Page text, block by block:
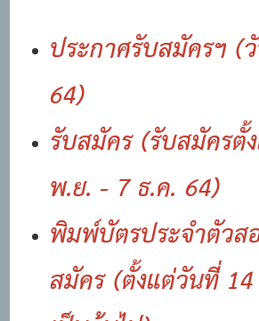
ประกาศรับสมัครฯ (
64)
รับสมัคร(รับสมัครตั้
พ.ย. - 7 ธ.ค. 64)
พิมพ์บัตรประจำตัวส
สมัคร(ตั้งแต่วันที่